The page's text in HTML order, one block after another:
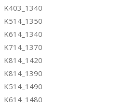
K403_1340
K514_1350
K614_1340
K714_1370
K814_1420
K814_1390
K514_1490
K614_1480